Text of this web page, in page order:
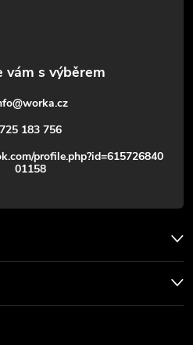
@worka.cz
725 183 756
profile.php?id=615726840
01158